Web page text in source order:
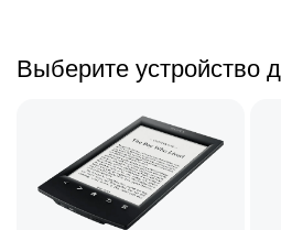
Выберите устройство